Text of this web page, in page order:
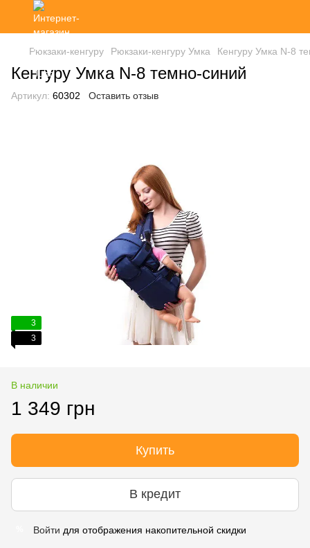
Рюкзаки-кенгуру Рюкзаки-кенгуру Умка Кенгуру Умка N-8
Кенгуру Умка N-8 темно-синий
Артикул: 60302 Оставить отзыв
3
3
В наличии
1 349 грн
Купить
В кредит
Войти для отображения накопительной скидки